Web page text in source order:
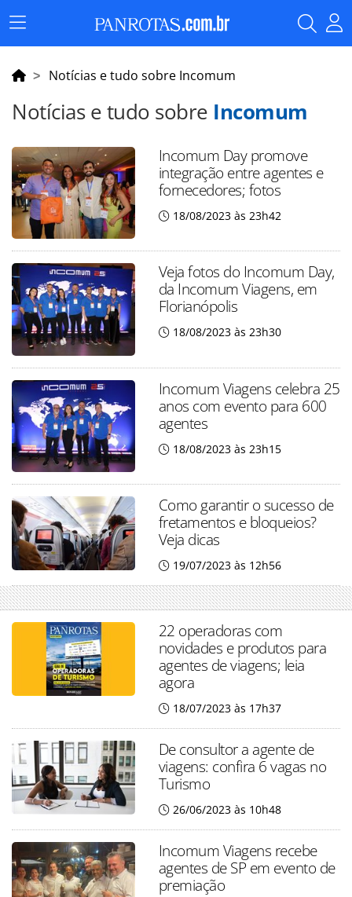
Menu
Principal
Notícias e tudo sobre Incomum
Notícias e tudo sobre Incomum
Incomum Day promove
integração entre agentes e
fornecedores; fotos
18/08/2023 às 23h42
Veja fotos do Incomum Day,
da Incomum Viagens, em
Florianópolis
18/08/2023 às 23h30
Incomum Viagens celebra 25
anos com evento para 600
agentes
18/08/2023 às 23h15
Como garantir o sucesso de
fretamentos e bloqueios?
Veja dicas
19/07/2023 às 12h56
22 operadoras com
novidades e produtos para
agentes de viagens; leia
agora
18/07/2023 às 17h37
De consultor a agente de
viagens: confira 6 vagas no
Turismo
26/06/2023 às 10h48
Incomum Viagens recebe
agentes de SP em evento de
premiação